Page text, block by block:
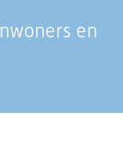
en